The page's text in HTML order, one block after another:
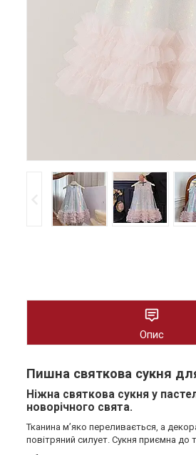
Опис
Пишна святкова сукня
Ніжна святкова сукня у
новорічного свята.
Тканина м’яко переливається, а
повітряний силует. Сукня приємна до